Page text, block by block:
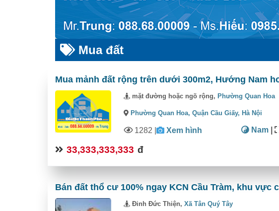
Mua đất
Mua mảnh đất rộng trên dưới 300m2, Hướng Nam
mặt đường hoặc ngõ rộng, Phường Quan Hoa
Phường Quan Hoa, Quận Cầu Giấy, Hà Nội
1282 | Xem hình Nam|
33,333,333,333 đ
Bán đất thổ cư 100% ngay KCN Cầu Tràm, khu vực
Đinh Đức Thiện,Xã Tân Quý Tây